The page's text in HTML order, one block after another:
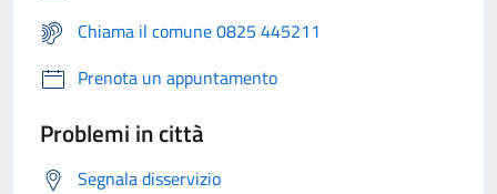
Chiama il comune 0825 445211
Prenota un appuntamento
Problemi in città
Segnala disservizio